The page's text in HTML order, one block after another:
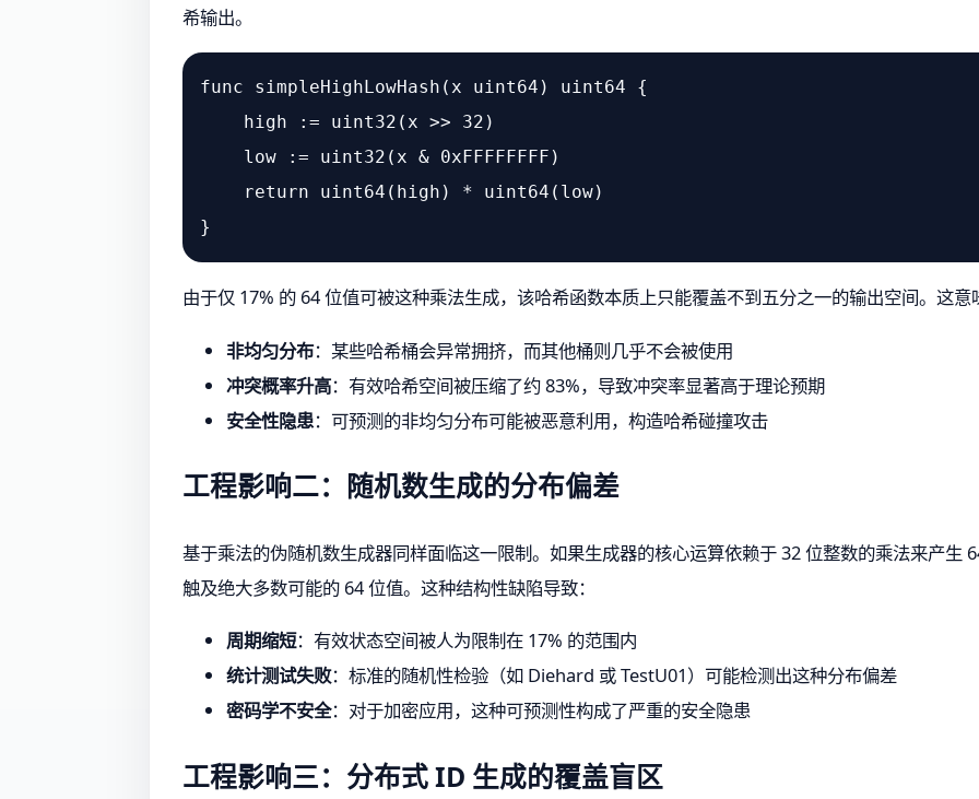
希输出。
func simpleHighLowHash (x uint64 ) uint64 {
    high :=
uint32 (x >> 32 )
    low :=
uint32 (x & 0xFFFFFFFF )
return
uint64 (high) * uint64 (low)
由于仅 17% 的 64 位值可被这种乘法生成，该哈希函数本质上只能覆盖不到五分之一的输出空间。这意
非均匀分布：某些哈希桶会异常拥挤，而其他桶则几乎不会被使用
冲突概率升高：有效哈希空间被压缩了约 83%，导致冲突率显著高于理论预期
安全性隐患：可预测的非均匀分布可能被恶意利用，构造哈希碰撞攻击
工程影响二：随机数生成的分布偏差
基于乘法的伪随机数生成器同样面临这一限制。如果生成器的核心运算依赖于 32 位整数的乘法来产生
触及绝大多数可能的 64 位值。这种结构性缺陷导致：
周期缩短：有效状态空间被人为限制在 17% 的范围内
统计测试失败：标准的随机性检验（如 Diehard 或 TestU01）可能检测出这种分布偏差
密码学不安全：对于加密应用，这种可预测性构成了严重的安全隐患
工程影响三：分布式 ID 生成的覆盖盲区